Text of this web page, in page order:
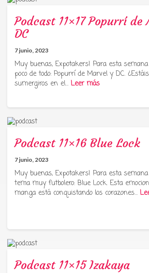
Podcast 11×17 Popurrí
DC
7 junio, 2023
Muy buenas, Expotakers! Para esta
poco de todo: Popurrí de Marvel y DC.
sumergiros en el… Leer más
Podcast 11×16 Blue Lock
7 junio, 2023
Muy buenas, Expotakers! Para esta
tema muy futbolero: Blue Lock. Esta
manga está conquistando los corazones…
Podcast 11×15 Izakaya